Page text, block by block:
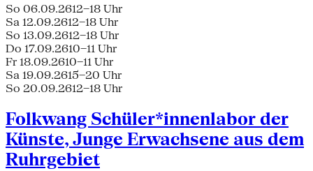
So 06.09.2612–18 Uhr
Sa 12.09.2612–18 Uhr
So 13.09.2612–18 Uhr
Do 17.09.2610–11 Uhr
Fr 18.09.2610–11 Uhr
Sa 19.09.2615–20 Uhr
So 20.09.2612–18 Uhr
Folkwang Schüler*innenlabor der
Künste, Junge Erwachsene aus dem
Ruhrgebiet